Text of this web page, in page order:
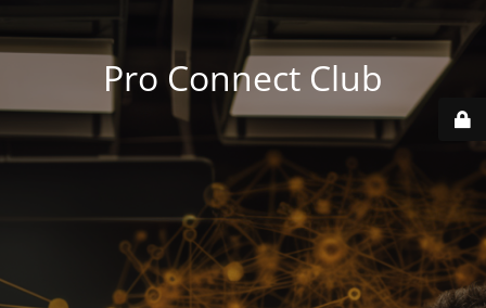
Pro Connect Club